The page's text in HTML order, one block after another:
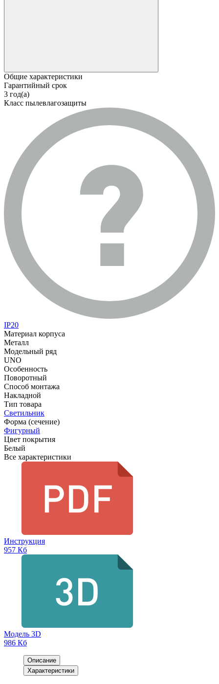
Общие характеристики
Гарантийный срок
3 год(а)
Класс пылевлагозащиты
IP20
Материал корпуса
Металл
Модельный ряд
UNO
Особенность
Поворотный
Способ монтажа
Накладной
Тип товара
Светильник
Форма (сечение)
Фигурный
Цвет покрытия
Белый
Все характеристики
Инструкция
957 Кб
Модель 3D
986 Кб
Описание
Характеристики